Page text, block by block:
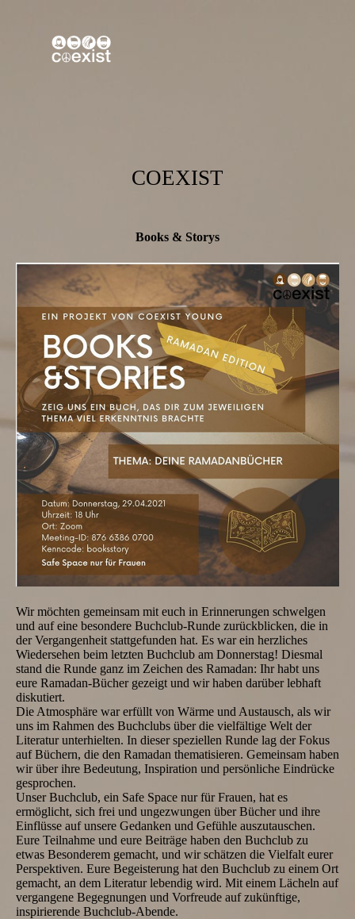
COEXIST
Books & Storys
Wir möchten gemeinsam mit euch in Erinnerungen schwelgen
und auf eine besondere Buchclub-Runde zurückblicken, die in
der Vergangenheit stattgefunden hat. Es war ein herzliches
Wiedersehen beim letzten Buchclub am Donnerstag! Diesmal
stand die Runde ganz im Zeichen des Ramadan: Ihr habt uns
eure Ramadan-Bücher gezeigt und wir haben darüber lebhaft
diskutiert.
Die Atmosphäre war erfüllt von Wärme und Austausch, als wir
uns im Rahmen des Buchclubs über die vielfältige Welt der
Literatur unterhielten. In dieser speziellen Runde lag der Fokus
auf Büchern, die den Ramadan thematisieren. Gemeinsam haben
wir über ihre Bedeutung, Inspiration und persönliche Eindrücke
gesprochen.
Unser Buchclub, ein Safe Space nur für Frauen, hat es
ermöglicht, sich frei und ungezwungen über Bücher und ihre
Einflüsse auf unsere Gedanken und Gefühle auszutauschen.
Eure Teilnahme und eure Beiträge haben den Buchclub zu
etwas Besonderem gemacht, und wir schätzen die Vielfalt eurer
Perspektiven. Eure Begeisterung hat den Buchclub zu einem Ort
gemacht, an dem Literatur lebendig wird. Mit einem Lächeln auf
vergangene Begegnungen und Vorfreude auf zukünftige,
inspirierende Buchclub-Abende.